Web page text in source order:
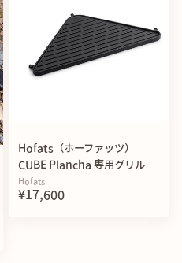
Hofats（ホーファッツ）
CUBE Plancha 専用グリル
Hofats
¥17,600